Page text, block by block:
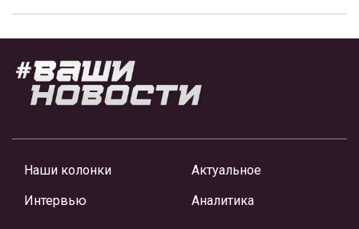
Наши колонки
Интервью
Актуальное
Аналитика